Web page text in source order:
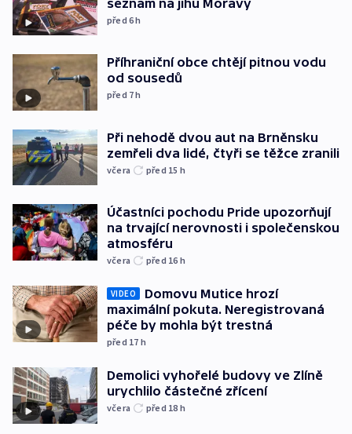
před 6h
Příhraniční obce chtějí pitnou vodu
od sousedů
před 7h
Při nehodě dvou aut na Brněnsku
zemřeli dva lidé, čtyři se těžce zranili
včera před 15 h
Účastníci pochodu Pride upozorňují
na trvající nerovnosti i společenskou
atmosféru
včera před 16 h
VIDEO
Domovu Mutice hrozí
maximální pokuta. Neregistrovaná
péče by mohla být trestná
před 17 h
Demolici vyhořelé budovy ve Zlíně
urychlilo částečné zřícení
včera před 18 h